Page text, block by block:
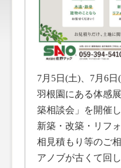
7月5日(土)、7月6
羽根園にある体感
築相談会」を開催し
新築・改築・リフ
相見積もり等のご
アノブが古くて回